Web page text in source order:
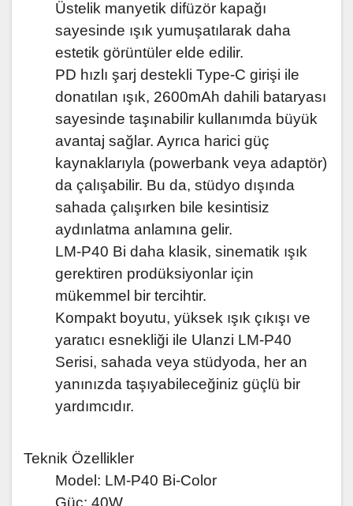
Üstelik manyetik difüzör kapağı
sayesinde ışık yumuşatılarak daha
estetik görüntüler elde edilir.
PD hızlı şarj destekli Type-C girişi ile
donatılan ışık, 2600mAh dahili bataryası
sayesinde taşınabilir kullanımda büyük
avantaj sağlar. Ayrıca harici güç
kaynaklarıyla (powerbank veya adaptör)
da çalışabilir. Bu da, stüdyo dışında
sahada çalışırken bile kesintisiz
aydınlatma anlamına gelir.
LM-P40 Bi daha klasik, sinematik ışık
gerektiren prodüksiyonlar için
mükemmel bir tercihtir.
Kompakt boyutu, yüksek ışık çıkışı ve
yaratıcı esnekliği ile Ulanzi LM-P40
Serisi, sahada veya stüdyoda, her an
yanınızda taşıyabileceğiniz güçlü bir
yardımcıdır.
Teknik Özellikler
Model: LM-P40 Bi-Color